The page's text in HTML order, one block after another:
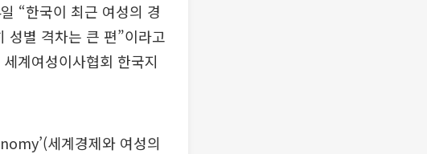
“한국이 최근 여성의 경
성별 격차는 큰 편”이라고
계여성이사협회 한국지
세계경제와 여성의